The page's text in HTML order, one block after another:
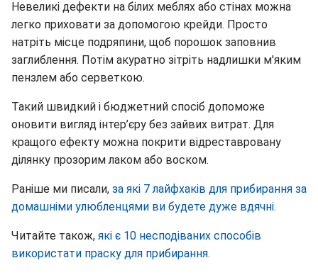
Невеликі дефекти на білих меблях або стінах можна
легко приховати за допомогою крейди. Просто
натріть місце подряпини, щоб порошок заповнив
заглиблення. Потім акуратно зітріть надлишки м'яким
пензлем або серветкою.
Такий швидкий і бюджетний спосіб допоможе
оновити вигляд інтер’єру без зайвих витрат. Для
кращого ефекту можна покрити відреставровану
ділянку прозорим лаком або воском.
Раніше ми писали, за які 7 лайфхаків для прибирання за
домашніми улюбленцями ви будете дуже вдячні.
Читайте також, які є 10 несподіваних способів
використати праску для прибирання.